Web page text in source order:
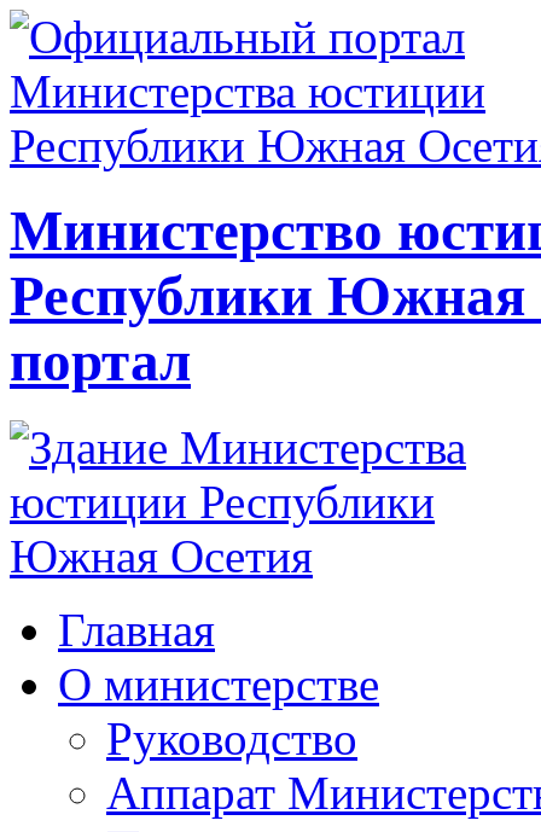
Министерство
Республики
портал
Главная
О министерстве
Руководство
Аппарат